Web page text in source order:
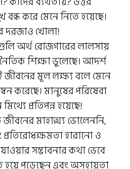
করে মেনে নিতে হয়েছে।
দরজাও খোলা!
অর্থ রোজগারের লালসায়
শিক্ষা ভুলেছে। আদর্শ
মূল লক্ষ্য বলে মেনে
করেছে। মানুষের পরিষেবা
প্রতিপন্ন হয়েছে!
মাহাত্ম্য ভোলেননি,
হারানো ও
সম্ভাবনার কথা ভেবে
হয়ে পড়েছেন এবং অসহায়তা